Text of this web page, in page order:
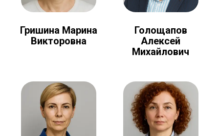
Гришина Марина
Викторовна
Голощапов
Алексей
Михайлович